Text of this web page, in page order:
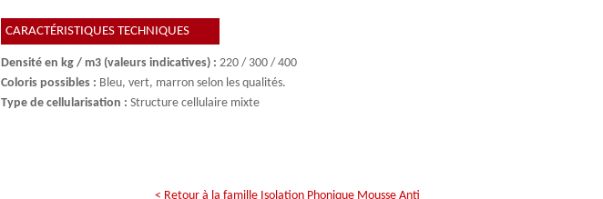
CARACTÉRISTIQUES TECHNIQUES
Densité en kg / m3 (valeurs indicatives) : 220 / 300 / 400
Coloris possibles : Bleu, vert, marron selon les qualités.
Type de cellularisation : Structure cellulaire mixte
< Retour à la famille Isolation Phonique Mousse Anti